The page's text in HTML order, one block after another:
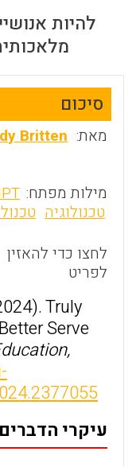
להיות
סיכום
מאת: Britten
מילות מפתח:
טכנולוגיה
לחצו כדי להאזין
לפריט
Truly
Serve
עיקרי